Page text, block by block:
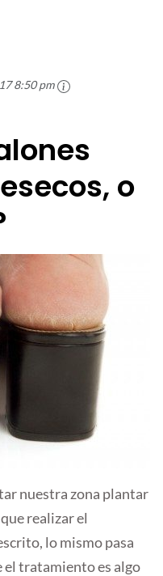
8:50 pm
o
nuestra zona plantar
realizar el
lo mismo pasa
el tratamiento es algo